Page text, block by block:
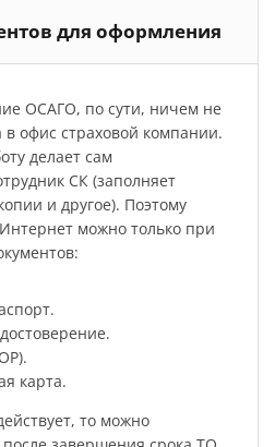
для оформления
ОСАГО, по сути, ничем не
в офис страховой компании.
делает сам
СК (заполняет
и другое). Поэтому
можно только при
карта.
то можно